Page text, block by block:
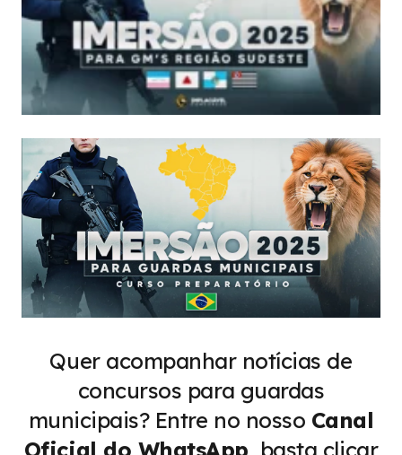
Quer acompanhar notícias de
concursos para guardas
municipais? Entre no nosso Canal
Oficial do WhatsApp , basta clicar